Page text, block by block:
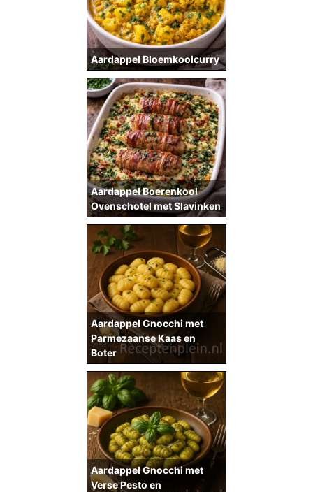
Aardappel Bloemkoolcurry
Aardappel Boerenkool
Ovenschotel met Slavinken
Aardappel Gnocchi met
Parmezaanse Kaas en
Boter
Aardappel Gnocchi met
Verse Pesto en